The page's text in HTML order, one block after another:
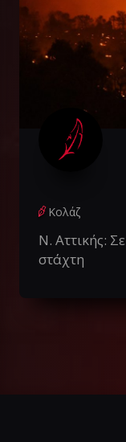
Κολάζ
Ν. Αττικής:
στάχτη